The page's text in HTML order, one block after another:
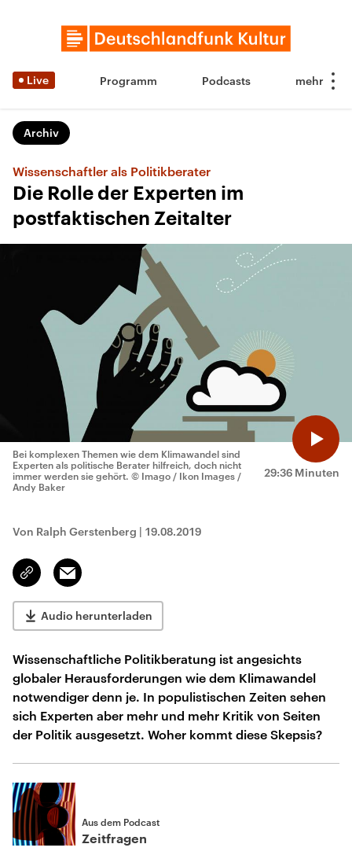
Live Programm Podcasts
Archiv
Wissenschaftler als Politikberater
Die Rolle der Experten im
postfaktischen Zeitalter
29:36 Minuten
Bei komplexen Themen wie dem Klimawandel sind
Experten als politische Berater hilfreich, doch nicht
immer werden sie gehört. © Imago / Ikon Images /
Andy Baker
Von Ralph Gerstenberg | 19.08.2019
Link
kopieren/teilen
Email
Audio herunterladen
Wissenschaftliche Politikberatung ist angesichts
globaler Herausforderungen wie dem Klimawandel
notwendiger denn je. In populistischen Zeiten sehen
sich Experten aber mehr und mehr Kritik von Seiten
der Politik ausgesetzt. Woher kommt diese Skepsis?
Aus dem Podcast
Zeitfragen